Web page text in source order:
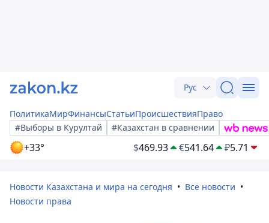
Рус
ПолитикаМирФинансыСтатьиПроисшествияПраво
#Выборы в Курултай
#Казахстан в сравнении
+33° $469.93 €541.64 ₽5.71
Новости Казахстана и мира на сегодня
Все новости
Новости права